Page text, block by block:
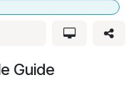
Guide